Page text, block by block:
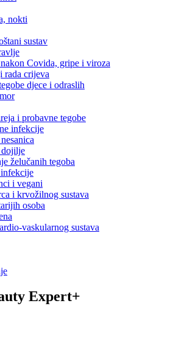
nokti
sustav
Covida, gripe i viroza
rada crijeva
djece i odraslih
i probavne tegobe
infekcije
želučanih tegoba
i vegani
i krvožilnog sustava
osoba
vaskularnog sustava
Expert+